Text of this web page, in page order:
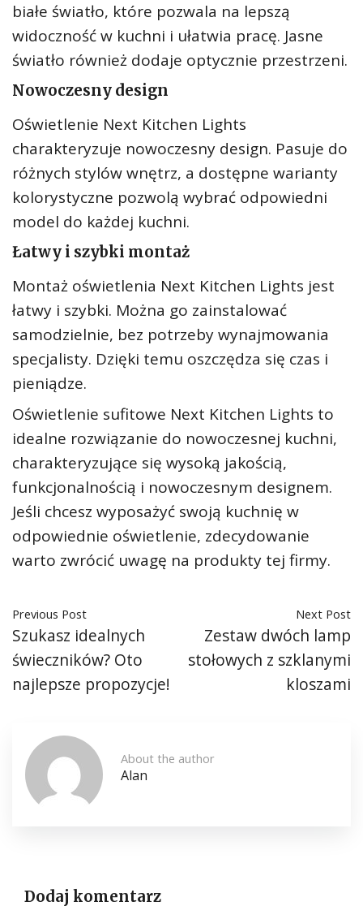
białe światło, które pozwala na lepszą
widoczność w kuchni i ułatwia pracę. Jasne
światło również dodaje optycznie przestrzeni.
Nowoczesny design
Oświetlenie Next Kitchen Lights
charakteryzuje nowoczesny design. Pasuje do
różnych stylów wnętrz, a dostępne warianty
kolorystyczne pozwolą wybrać odpowiedni
model do każdej kuchni.
Łatwy i szybki montaż
Montaż oświetlenia Next Kitchen Lights jest
łatwy i szybki. Można go zainstalować
samodzielnie, bez potrzeby wynajmowania
specjalisty. Dzięki temu oszczędza się czas i
pieniądze.
Oświetlenie sufitowe Next Kitchen Lights to
idealne rozwiązanie do nowoczesnej kuchni,
charakteryzujące się wysoką jakością,
funkcjonalnością i nowoczesnym designem.
Jeśli chcesz wyposażyć swoją kuchnię w
odpowiednie oświetlenie, zdecydowanie
warto zwrócić uwagę na produkty tej firmy.
Previous Post
Szukasz idealnych
świeczników? Oto
najlepsze propozycje!
Next Post
Zestaw dwóch lamp
stołowych z szklanymi
kloszami
About the author
Alan
Dodaj komentarz